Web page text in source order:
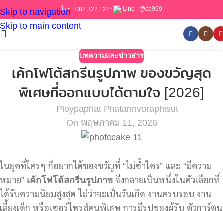
Skip to navigation
Skip to main content
โทร : 082 322 1227 Line : @cb999
บทความและข่าวสาร
เค้กโฟโต้สกรีนรูปภาพ ของขวัญสุด
พิเศษที่ออกแบบได้ตามใจ [2026]
Ploypaphat Phatarinvoraphisut
On พฤษภาคม 11, 2026
ในยุคที่ใครๆ ก็อยากได้ของขวัญที่ “ไม่ซ้ำใคร” และ “มีความ
หมาย” เค้กโฟโต้สกรีนรูปภาพ จึงกลายเป็นหนึ่งในตัวเลือกที่
ได้รับความนิยมสูงสุด ไม่ว่าจะเป็นวันเกิด งานครบรอบ งาน
เลี้ยงเด็ก หรือเซอร์ไพรส์คนพิเศษ การมีรูปของผู้รับ ตัวการ์ตูน